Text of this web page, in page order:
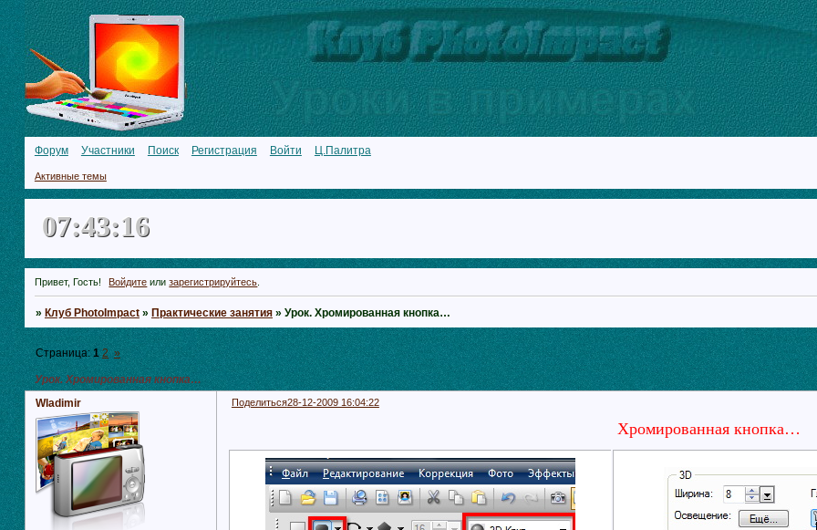
Форум Участники Поиск Регистрация Войти Ц.Палитра
Активные темы
07:43:17
Привет, Гость! Войдите илизарегистрируйтесь
» Клуб PhotoImpact » Практические занятия » Урок. Хромированная кнопка…
Урок. Хромированная кнопка…
Страница: 1 2 »
Поделиться28-12-2009 16:04:22
Wladimir
Хромированная кнопка…